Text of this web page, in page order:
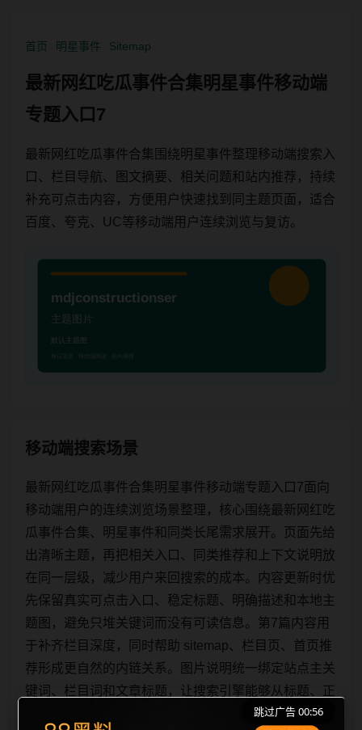
首页 明星事件 Sitemap
最新网红吃瓜事件合集明星事件移动端
专题入口7
最新网红吃瓜事件合集围绕明星事件整理移动端搜索入
口、栏目导航、图文摘要、相关问题和站内推荐，持续
补充可点击内容，方便用户快速找到同主题页面，适合
百度、夸克、UC等移动端用户连续浏览与复访。
移动端搜索场景
最新网红吃瓜事件合集明星事件移动端专题入口7面向
移动端用户的连续浏览场景整理，核心围绕最新网红吃
瓜事件合集、明星事件和同类长尾需求展开。页面先给
出清晰主题，再把相关入口、同类推荐和上下文说明放
在同一层级，减少用户来回搜索的成本。内容更新时优
先保留真实可点击入口、稳定标题、明确描述和本地主
题图，避免只堆关键词而没有可读信息。第7篇内容用
于补齐栏目深度，同时帮助 sitemap、栏目页、首页推
荐形成更自然的内链关系。图片说明统一绑定站点主关
键词、栏目词和文章标题，让搜索引擎能够从标题、正
跳过广告 00:56